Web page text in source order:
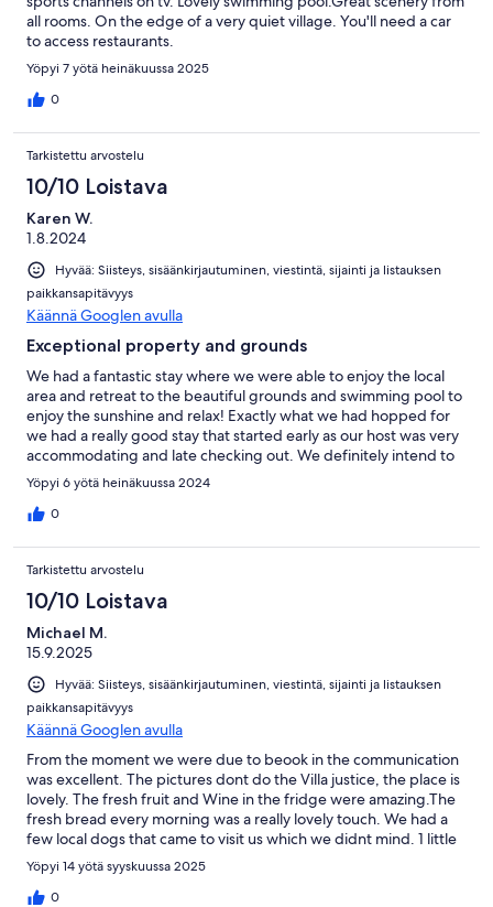
all rooms. On the edge of a very quiet village. You'll need a car
to access restaurants.
Yöpyi 7 yötä heinäkuussa 2025
0
Tarkistettu arvostelu
10/10 Loistava
Karen W.
1.8.2024
Hyvää: Siisteys, sisäänkirjautuminen, viestintä, sijainti ja listauksen
paikkansapitävyys
Käännä Googlen avulla
Exceptional property and grounds
We had a fantastic stay where we were able to enjoy the local
area and retreat to the beautiful grounds and swimming pool to
enjoy the sunshine and relax! Exactly what we had hopped for
we had a really good stay that started early as our host was very
accommodating and late checking out. We definitely intend to
return for a longer stay.
Yöpyi 6 yötä heinäkuussa 2024
0
Tarkistettu arvostelu
10/10 Loistava
Michael M.
15.9.2025
Hyvää: Siisteys, sisäänkirjautuminen, viestintä, sijainti ja listauksen
paikkansapitävyys
Käännä Googlen avulla
From the moment we were due to beook in the communication
was excellent. The pictures dont do the Villa justice, the place is
lovely. The fresh fruit and Wine in the fridge were amazing.The
fresh bread every morning was a really lovely touch. We had a
few local dogs that came to visit us which we didnt mind. 1 little
one that we nicknamed happy as it always looked like she was
smiling. Would highly recommend.
Yöpyi 14 yötä syyskuussa 2025
0